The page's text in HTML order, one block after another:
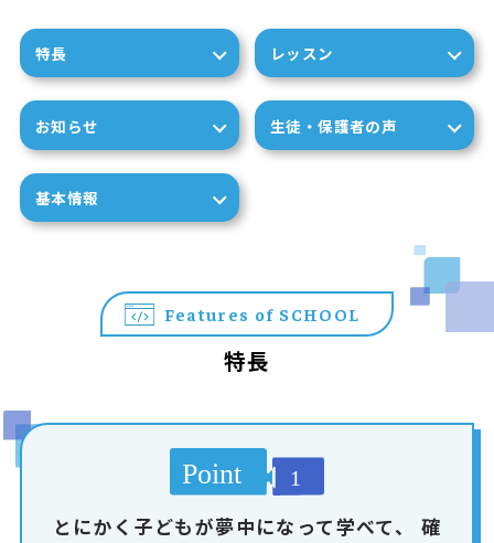
特長 レッスン
お知らせ 生徒・保護者の声
基本情報
Features of SCHOOL
特長
とにかく子どもが夢中になって学べて、
確